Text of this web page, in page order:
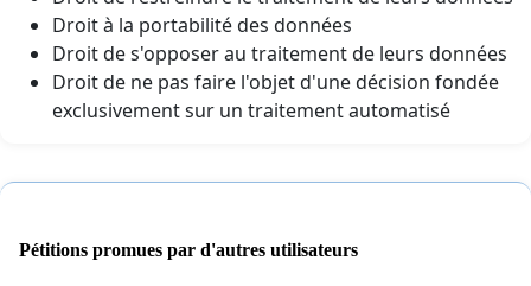
Droit à la portabilité des données
Droit de s'opposer au traitement de leurs données
Droit de ne pas faire l'objet d'une décision fondée
exclusivement sur un traitement automatisé
Pétitions promues par d'autres utilisateurs